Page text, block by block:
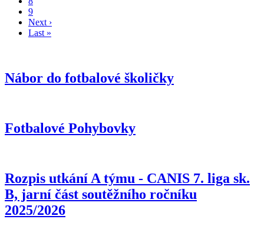
Stránka
9
Následující
stránka
Next ›
Poslední
Last »
Nábor do fotbalové školičky
Fotbalové Pohybovky
Rozpis utkání A týmu - CANIS 7. liga sk.
B, jarní část soutěžního ročníku
2025/2026